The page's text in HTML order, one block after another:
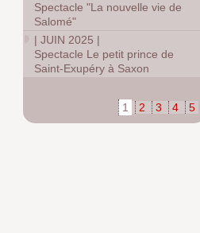
Spectacle "La nouvelle vie de
Salomé"
|JUIN 2025 |
Spectacle Le petit prince de
Saint-Exupéry à Saxon
1 2 3 4 5